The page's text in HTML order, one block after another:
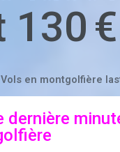
130
Vols en montgolfière